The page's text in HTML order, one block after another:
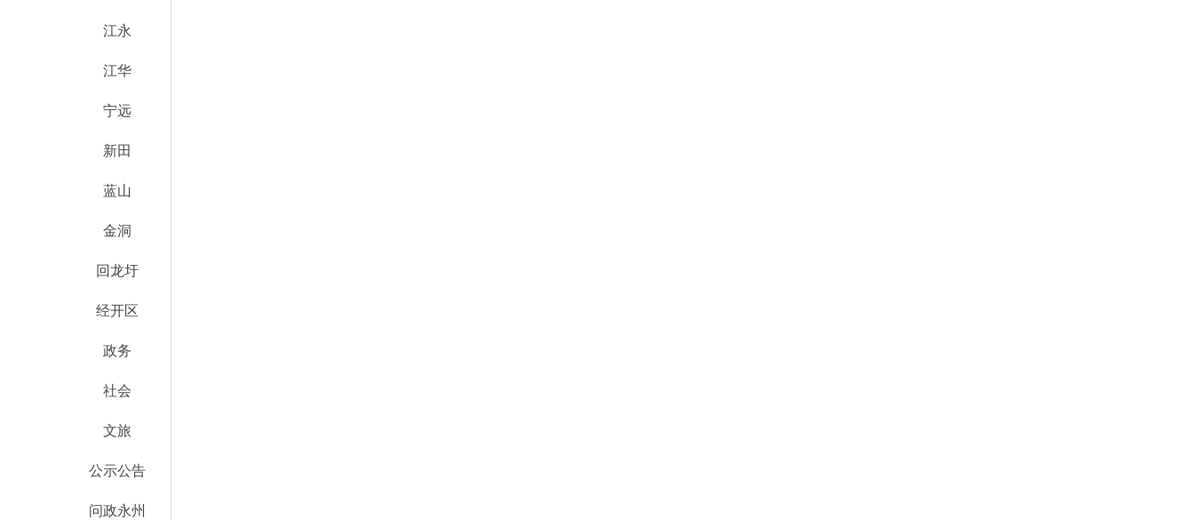
江永
江华
宁远
新田
蓝山
金洞
回龙圩
经开区
政务
社会
文旅
公示公告
问政永州